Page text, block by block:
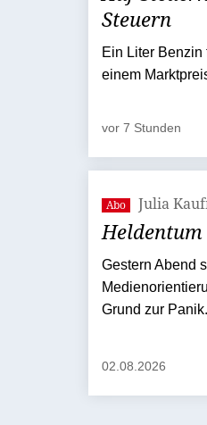
Steuern
Ein Liter Benzin
einem
vor 7 Stunden
Abo Julia
Gestern Abend
Grund zur Panik.
02.08.2026